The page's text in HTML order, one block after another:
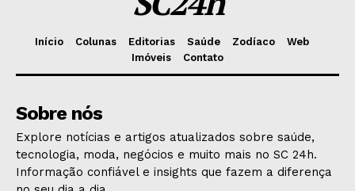
Início Colunas Editorias Saúde Zodíaco
Web
Imóveis
Contato
Sobre nós
Explore notícias e artigos atualizados sobre saúde,
tecnologia, moda, negócios e muito mais no SC 24h.
Informação confiável e insights que fazem a diferença